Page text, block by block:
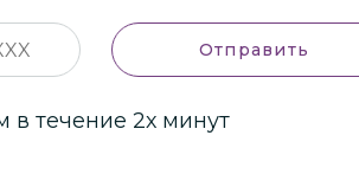
Отправить
течение 2х минут